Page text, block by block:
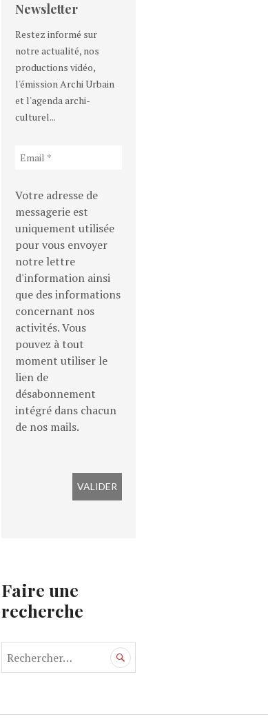
Newsletter
Restez informé sur
notre actualité, nos
productions vidéo,
l'émission Archi Urbain
et l'agenda archi-
culturel...
Votre adresse de
messagerie est
uniquement utilisée
pour vous envoyer
notre lettre
d'information ainsi
que des informations
concernant nos
activités. Vous
pouvez à tout
moment utiliser le
lien de
désabonnement
intégré dans chacun
de nos mails.
Faire une
recherche
e